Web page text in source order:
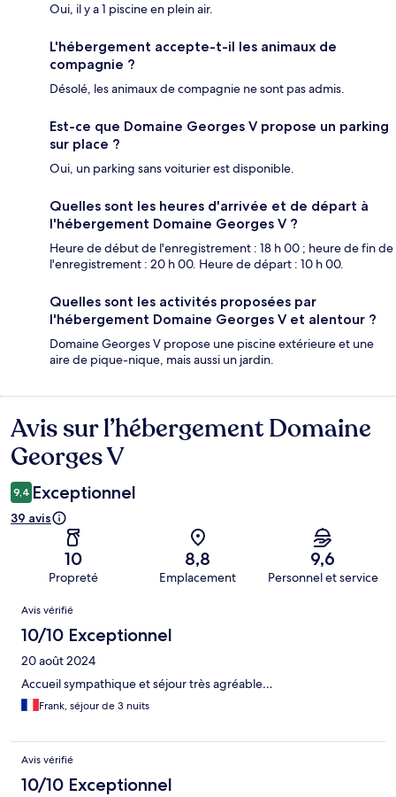
Oui, il y a 1 piscine en plein air.
L'hébergement accepte-t-il les animaux de
compagnie ?
Désolé, les animaux de compagnie ne sont pas admis.
Est-ce que Domaine Georges V propose un parking
sur place ?
Oui, un parking sans voiturier est disponible.
Quelles sont les heures d'arrivée et de départ à
l'hébergement Domaine Georges V ?
Heure de début de l'enregistrement : 18 h 00 ; heure de fin de
l'enregistrement : 20 h 00. Heure de départ : 10 h 00.
Quelles sont les activités proposées par
l'hébergement Domaine Georges V et alentour ?
Domaine Georges V propose une piscine extérieure et une
aire de pique-nique, mais aussi un jardin.
Avis
Avis sur l’hébergement Domaine
Georges V
9,4 Exceptionnel
39 avis
10
Propreté
8,8
Emplacement
9,6
Personnel et service
Avis
Avis vérifié
10/10 Exceptionnel
20 août 2024
Accueil sympathique et séjour très agréable…
Frank, séjour de 3 nuits
Avis vérifié
10/10 Exceptionnel